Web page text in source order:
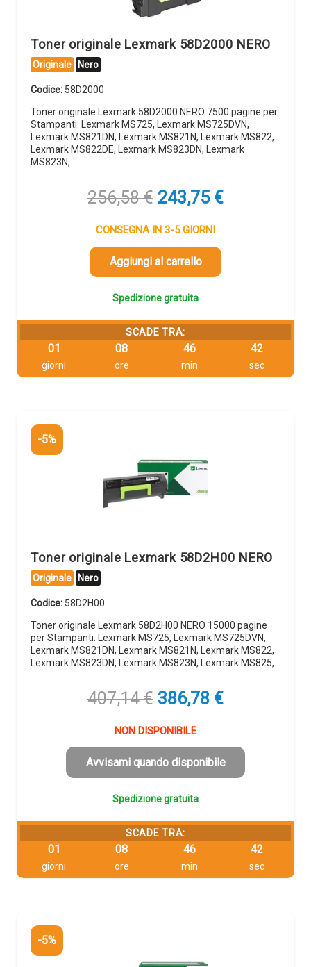
Toner originale Lexmark 58D2000 NERO
Originale Nero
Codice: 58D2000
Toner originale Lexmark 58D2000 NERO 7500 pagine per
Stampanti: Lexmark MS725, Lexmark MS725DVN,
Lexmark MS821DN, Lexmark MS821N, Lexmark MS822,
Lexmark MS822DE, Lexmark MS823DN, Lexmark
MS823N,…
256,58€ Il
originale
era:
256,58 €.
243,75 €Il
CONSEGNA IN 3-5 GIORNI
Aggiungi al carrello
Spedizione gratuita
SCADE TRA:
01
giorni
08
ore
46
min
42
sec
-5%
Toner originale Lexmark 58D2H00 NERO
Originale Nero
Codice: 58D2H00
Toner originale Lexmark 58D2H00 NERO 15000 pagine
per Stampanti: Lexmark MS725, Lexmark MS725DVN,
Lexmark MS821DN, Lexmark MS821N, Lexmark MS822,
Lexmark MS823DN, Lexmark MS823N, Lexmark MS825,…
407,14€ Il
originale
era:
407,14 €.
386,78 €Il
è:
386,78 €.
NON DISPONIBILE
Avvisami quando disponibile
Spedizione gratuita
SCADE TRA:
01
giorni
08
ore
46
min
42
sec
-5%